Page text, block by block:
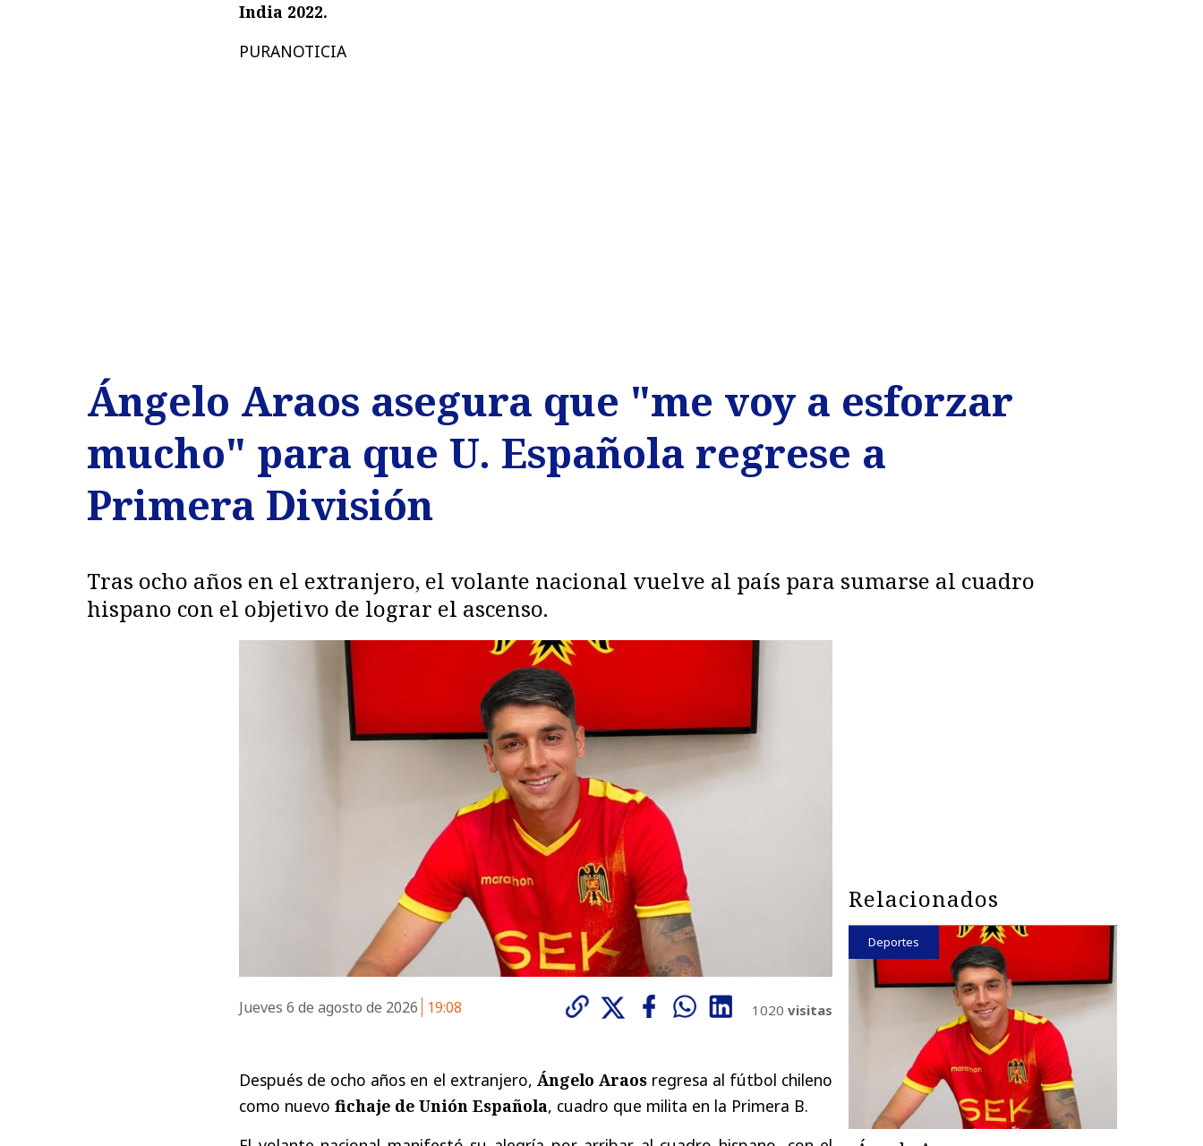
India 2022.
PURANOTICIA
Ángelo Araos asegura que "me voy a esforzar
mucho" para que U. Española regrese a
Primera División
Tras ocho años en el extranjero, el volante nacional vuelve al país para sumarse al cuadro
hispano con el objetivo de lograr el ascenso.
Jueves 6 de agosto de 2026 19:08 1020 visitas
Después de ocho años en el extranjero, Ángelo Araos regresa al fútbol chileno
como nuevo fichaje de Unión Española, cuadro que milita en la Primera B.
Relacionados
Deportes